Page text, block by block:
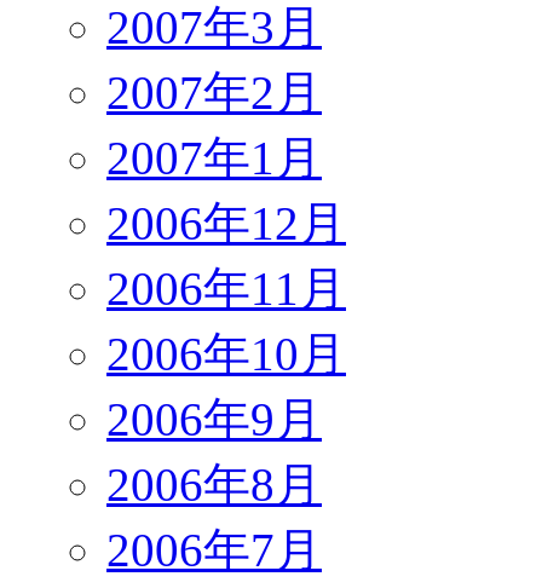
2007年3月
2007年2月
2007年1月
2006年12月
2006年11月
2006年10月
2006年9月
2006年8月
2006年7月